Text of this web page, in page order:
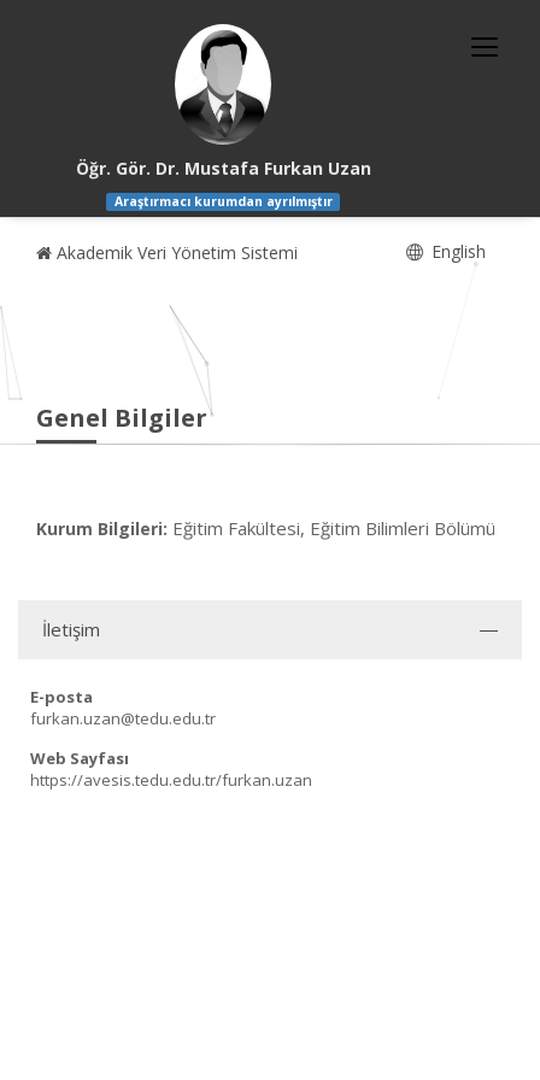
Öğr. Gör. Dr. Mustafa Furkan Uzan
Araştırmacı kurumdan ayrılmıştır
Akademik Veri Yönetim Sistemi English
Genel Bilgiler
Kurum Bilgileri: Eğitim Fakültesi, Eğitim Bilimleri Bölümü
İletişim
E-posta
furkan.uzan@tedu.edu.tr
Web Sayfası
https://avesis.tedu.edu.tr/furkan.uzan